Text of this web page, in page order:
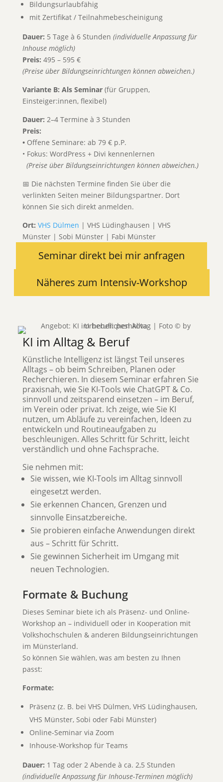
Bildungsurlaubfähig
mit Zertifikat / Teilnahmebescheinigung
Dauer: 5 Tage à 6 Stunden (individuelle Anpassung für
Inhouse möglich)
Preis: 495 – 595 €
(Preise über Bildungseinrichtungen können abweichen.)
Variante B: Als Seminar(für Gruppen,
Einsteiger:innen, flexibel)
Dauer: 2–4 Termine à 3 Stunden
Preis:
• Offene Seminare: ab 79 € p.P.
• Fokus: WordPress + Divi kennenlernen
(Preise über Bildungseinrichtungen können abweichen.)
📅 Die nächsten Termine finden Sie über die
verlinkten Seiten meiner Bildungspartner. Dort
können Sie sich direkt anmelden.
Ort: VHS Dülmen | VHS Lüdinghausen | VHS
Münster | Sobi Münster | Fabi Münster
Seminar direkt bei mir anfragen
Näheres zum Intensiv-Workshop
KI im Alltag & Beruf
Künstliche Intelligenz ist längst Teil unseres
Alltags – ob beim Schreiben, Planen oder
Recherchieren. In diesem Seminar erfahren Sie
praxisnah, wie Sie KI-Tools wie ChatGPT & Co.
sinnvoll und zeitsparend einsetzen – im Beruf,
im Verein oder privat. Ich zeige, wie Sie KI
nutzen, um Abläufe zu vereinfachen, Ideen zu
entwickeln und Routineaufgaben zu
beschleunigen. Alles Schritt für Schritt, leicht
verständlich und ohne Fachsprache.
Sie nehmen mit:
Sie wissen, wie KI-Tools im Alltag sinnvoll
eingesetzt werden.
Sie erkennen Chancen, Grenzen und
sinnvolle Einsatzbereiche.
Sie probieren einfache Anwendungen direkt
aus – Schritt für Schritt.
Sie gewinnen Sicherheit im Umgang mit
neuen Technologien.
Formate & Buchung
Dieses Seminar biete ich als Präsenz- und Online-
Workshop an – individuell oder in Kooperation mit
Volkshochschulen & anderen Bildungseinrichtungen
im Münsterland.
So können Sie wählen, was am besten zu Ihnen
passt:
Formate:
Präsenz (z. B. bei VHS Dülmen, VHS Lüdinghausen,
VHS Münster, Sobi oder Fabi Münster)
Online-Seminar via Zoom
Inhouse-Workshop für Teams
Dauer: 1 Tag oder 2 Abende à ca. 2,5 Stunden
(individuelle Anpassung für Inhouse-Terminen möglich)